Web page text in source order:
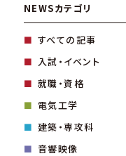
NEWSカテゴリ
すべての記事
入試・イベント
就職・資格
電気工学
建築・専攻科
音響映像